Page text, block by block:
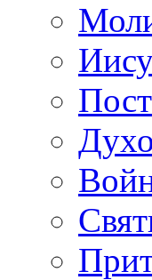
Пост